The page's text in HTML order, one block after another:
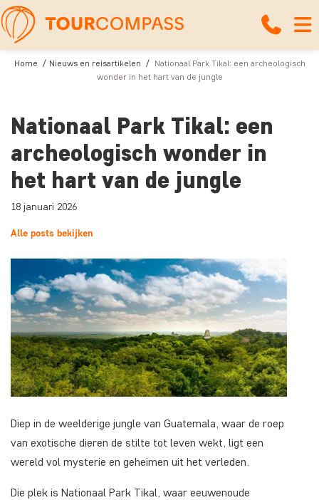
Home Nieuws en reisartikelen
Nationaal Park Tikal: een archeologisch
wonder in het hart van de jungle
Nationaal Park Tikal: een
archeologisch wonder in
het hart van de jungle
18 januari 2026
Alle posts bekijken
Diep in de weelderige jungle van Guatemala, waar de roep
van exotische dieren de stilte tot leven wekt, ligt een
wereld vol mysterie en geheimen uit het verleden.
Die plek is Nationaal Park Tikal, waar eeuwenoude